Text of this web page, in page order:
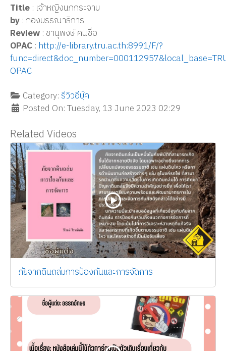
Title : เจ้าหญิงนกกระจาบ
by : กองบรรณาธิการ
Review : ชานุพงษ์ คนซื่อ
OPAC : http://e-library.tru.ac.th:8991/F/?
OPAC
Category: รีวิวอีบุ๊ค
Posted On: Tuesday, 13 June 2023 02:29
Related Videos
ภัยจากดินถล่มการป้องกันและการจัดการ